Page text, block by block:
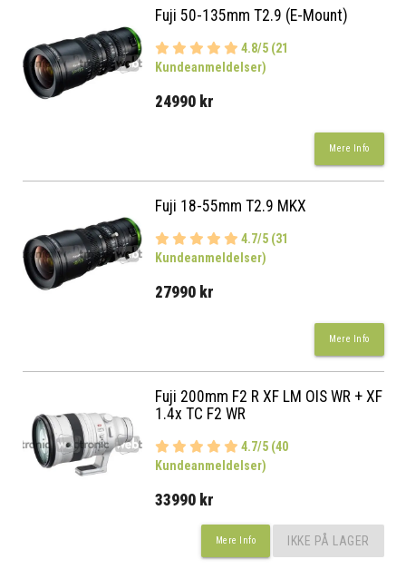
Fuji 50-135mm T2.9 (E-Mount)
4.8/5 (21
Kundeanmeldelser)
24990 kr
Mere Info
Fuji 18-55mm T2.9 MKX
4.7/5 (31
Kundeanmeldelser)
27990 kr
Mere Info
Fuji 200mm F2 R XF LM OIS WR + XF
1.4x TC F2 WR
4.7/5 (40
Kundeanmeldelser)
33990 kr
Mere Info IKKE PÅ LAGER